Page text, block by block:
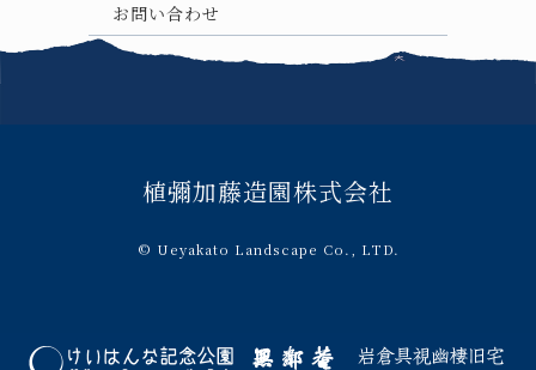
お問い合わせ
植彌加藤造園株式会社
© Ueyakato Landscape Co., LTD.